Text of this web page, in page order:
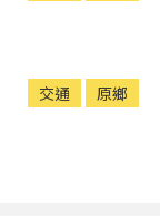
交通 原鄉